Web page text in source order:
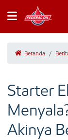
Beranda /
Starter
Akinya